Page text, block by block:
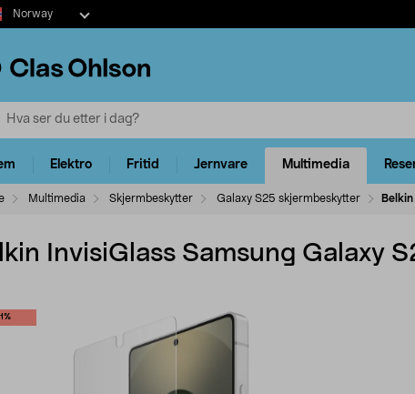
Norway
Elektro Fritid Jernvare Multimedia
Multimedia Skjermbeskytter Galaxy S25 skjermbeskytter
InvisiGlass Samsung Galaxy